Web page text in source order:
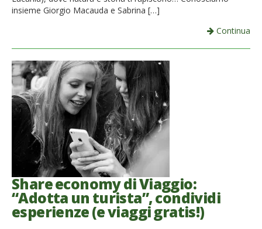
insieme Giorgio Macauda e Sabrina […]
Continua
Share economy di Viaggio:
“Adotta un turista”, condividi
esperienze (e viaggi gratis!)